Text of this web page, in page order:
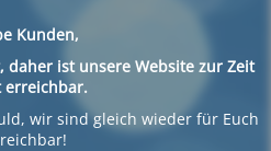
Kunden,
ist unsere Website zur Zeit
erreichbar.
wir sind gleich wieder für Euch